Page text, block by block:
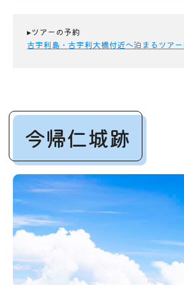
▸ツアーの予約
古宇利島・古宇利大橋付近へ泊まるツア
今帰仁城跡